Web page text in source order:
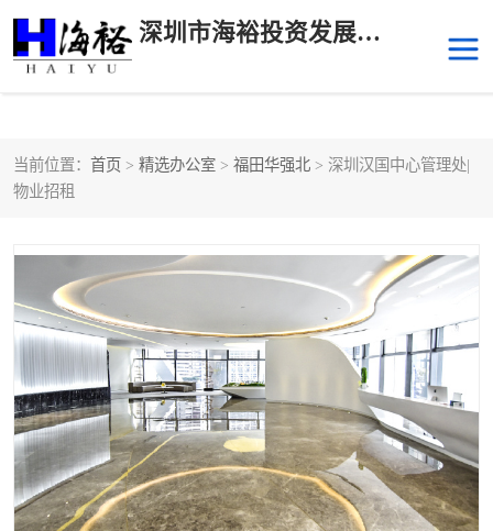
深圳市海裕投资发展有限公司
当前位置： 首页 > 精选办公室 > 福田华强北 > 深圳汉国中心管理处|
物业招租
后海
前海 深圳湾科技生态园
福田中心区写字楼租赁 宝安中心区
深圳宝安 福田车公庙
罗湖水贝 南山南油
龙华 罗湖区